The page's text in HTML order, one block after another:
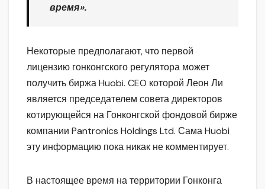
время».
Некоторые предполагают, что первой
лицензию гонконгского регулятора может
получить биржа Huobi. CEO которой Леон Ли
является председателем совета директоров
котирующейся на Гонконгской фондовой бирже
компании Pantronics Holdings Ltd. Сама Huobi
эту информацию пока никак не комментирует.
В настоящее время на территории Гонконга